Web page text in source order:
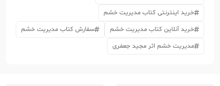
خرید اینترنتی کتاب مدیریت خشم
خرید آنلاین کتاب مدیریت خشم
سفارش کتاب مدیریت خشم
مدیریت خشم اثر مجید جعفری